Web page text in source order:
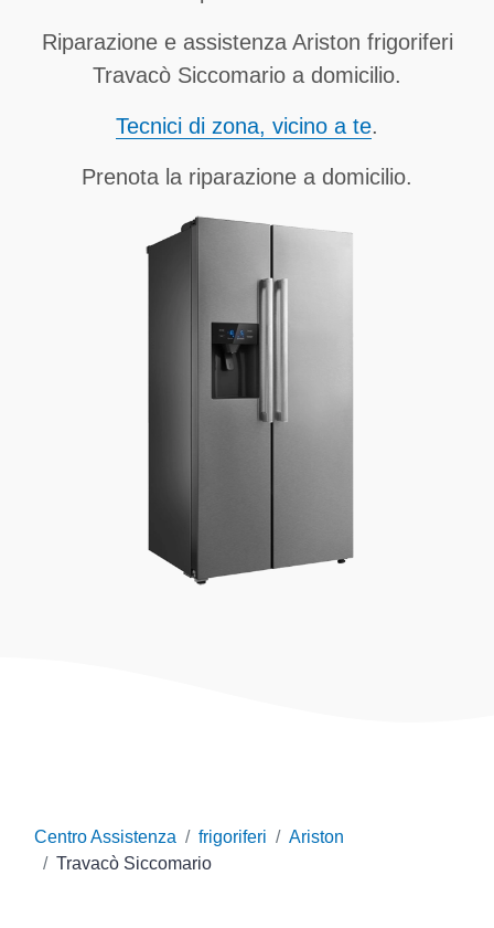
Riparazione e assistenza Ariston frigoriferi
Travacò Siccomario a domicilio.
Tecnici di zona, vicino a te.
Prenota la riparazione a domicilio.
Centro Assistenza frigoriferi
Ariston
Travacò Siccomario